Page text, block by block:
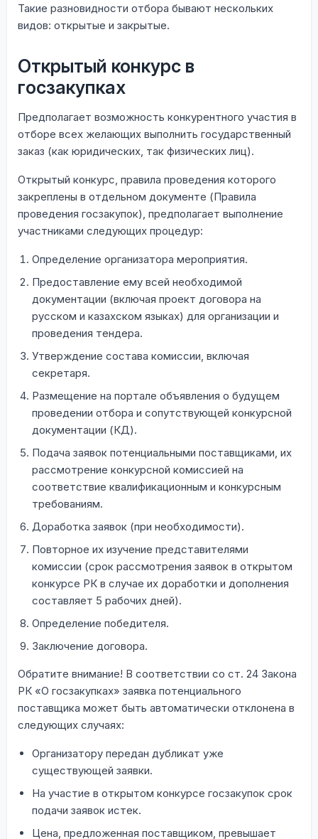
Такие разновидности отбора бывают нескольких
видов: открытые и закрытые.
Открытый конкурс в
госзакупках
Предполагает возможность конкурентного участия в
отборе всех желающих выполнить государственный
заказ (как юридических, так физических лиц).
Открытый конкурс, правила проведения которого
закреплены в отдельном документе (Правила
проведения госзакупок), предполагает выполнение
участниками следующих процедур:
Определение организатора мероприятия.
Предоставление ему всей необходимой
документации (включая проект договора на
русском и казахском языках) для организации и
проведения тендера.
Утверждение состава комиссии, включая
секретаря.
Размещение на портале объявления о будущем
проведении отбора и сопутствующей конкурсной
документации (КД).
Подача заявок потенциальными поставщиками, их
рассмотрение конкурсной комиссией на
соответствие квалификационным и конкурсным
требованиям.
Доработка заявок (при необходимости).
Повторное их изучение представителями
комиссии (срок рассмотрения заявок в открытом
конкурсе РК в случае их доработки и дополнения
составляет 5 рабочих дней).
Определение победителя.
Заключение договора.
Обратите внимание! В соответствии со ст. 24 Закона
РК «О госзакупках» заявка потенциального
поставщика может быть автоматически отклонена в
следующих случаях:
Организатору передан дубликат уже
существующей заявки.
На участие в открытом конкурсе госзакупок срок
подачи заявок истек.
Цена, предложенная поставщиком, превышает